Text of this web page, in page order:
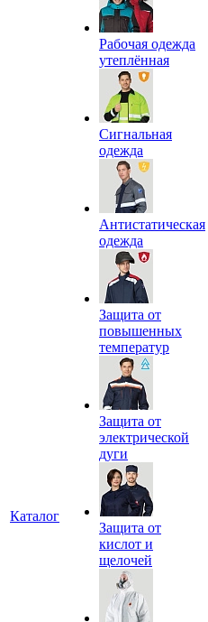
Каталог
Рабочая одежда
утеплённая
Сигнальная
одежда
Антистатическая
одежда
Защита от
повышенных
температур
Защита от
электрической
дуги
Защита от
кислот и
щелочей